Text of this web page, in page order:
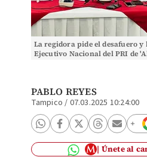
La regidora pide el desafuero
Ejecutivo Nacional del PRI de
PABLO REYES
Tampico / 07.03.2025 10:24:00
Únete al